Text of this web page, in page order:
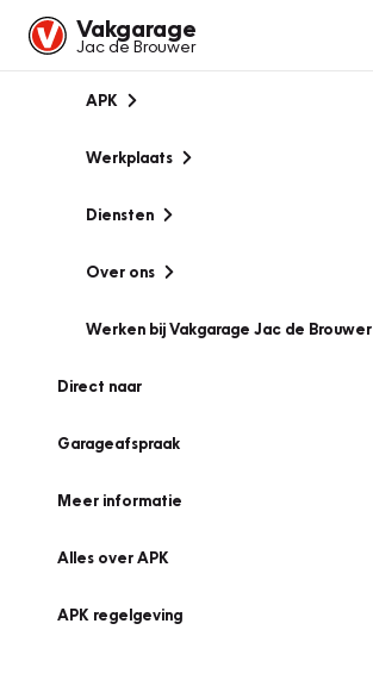
Vakgarage
Jac de Brouwer
APK
Werkplaats
Diensten
Over ons
Werken bij Vakgarage Jac de Brouwer
Direct naar
Garageafspraak
Meer informatie
Alles over APK
APK regelgeving